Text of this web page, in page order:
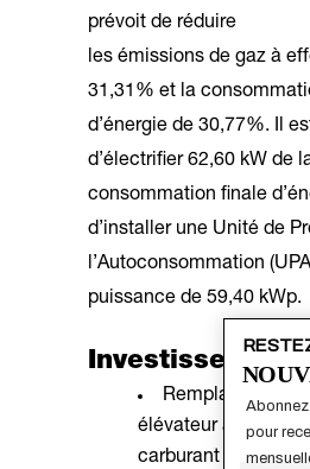
prévoit de réduire
les émissions de gaz à
31,31% et la
d’énergie de 30,77%. Il
d’électrifier 62,60 kW de
consommation finale
d’installer une Unité de
l’Autoconsommation
puissance de 59,40 kWp.
Investissements
Remplacement
élévateur à
carburant par un
pour